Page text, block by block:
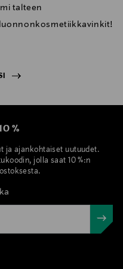
talteen
%
ja ajankohtaiset uutuudet.
jolla saat 10 %:n